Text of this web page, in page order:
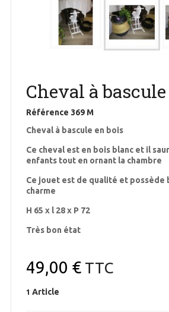
Cheval à
Référence 369 M
Cheval à bascule en bois
Ce cheval est en bois blanc et il
enfants tout en ornant la chambre
Ce jouet est de qualité et possède
charme
H 65 x l 28 x P 72
Très bon état
49,00 €TTC
1 Article